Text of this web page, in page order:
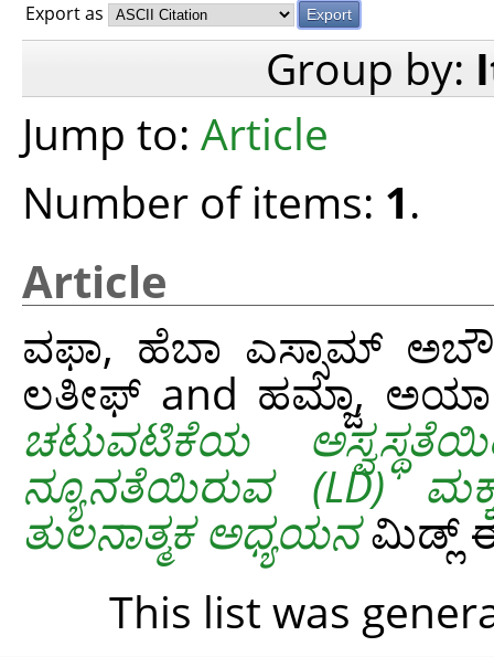
Export as
Group by:
Jump to: Article
Number of items: 1.
Article
ವಫಾ, ಹೆಬಾ ಎಸ್ಸಾಮ್
ಲತೀಫ್ and ಹಮ್ಜಾ,
ಚಟುವಟಿಕೆಯ
ನ್ಯೂನತೆಯಿರುವ (LD)
ತುಲನಾತ್ಮಕ ಅಧ್ಯಯನಮಿಡ್ಲ್‌
This list was